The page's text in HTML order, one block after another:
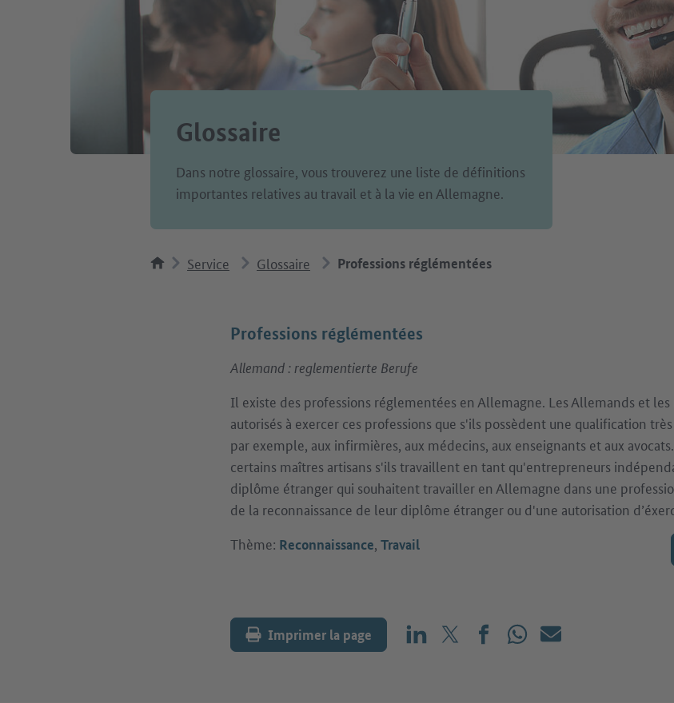
Glossaire
Dans notre glossaire, vous trouverez une liste de définitions
importantes relatives au travail et à la vie en Allemagne.
Service Glossaire Professions réglémentées
Professions réglémentées
Allemand : reglementierte Berufe
Il existe des professions réglementées en Allemagne. Les Allemands et
autorisés à exercer ces professions que s'ils possèdent une qualification
par exemple, aux infirmières, aux médecins, aux enseignants et aux
certains maîtres artisans s'ils travaillent en tant qu'entrepreneurs
diplôme étranger qui souhaitent travailler en Allemagne dans une
de la reconnaissance de leur diplôme étranger ou d'une autorisation
Thème: Reconnaissance Travail
Imprimer la page
Partager sur LinkedIn
Partager sur X (avant : Twitter)
Partager sur Facebook
Partager sur WhatsApp
E-mail